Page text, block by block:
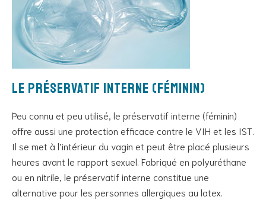
Le préservatif interne (féminin)
Peu connu et peu utilisé, le préservatif interne (féminin)
offre aussi une protection efficace contre le VIH et les IST.
Il se met à l’intérieur du vagin et peut être placé plusieurs
heures avant le rapport sexuel. Fabriqué en polyuréthane
ou en nitrile, le préservatif interne constitue une
alternative pour les personnes allergiques au latex.